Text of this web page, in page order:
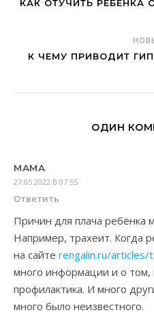
КАК ОТУЧИТЬ РЕБЁНКА
К ЧЕМУ ПРИВОДИТ
ОДИН
МАМА
27.05.2022 В 07:55
Ответить
Причин для плача ребёнка
Например, трахеит. Когда
на сайте rengalin.ru/
много информации и о том,
профилактика. И много
много было неизвестного.